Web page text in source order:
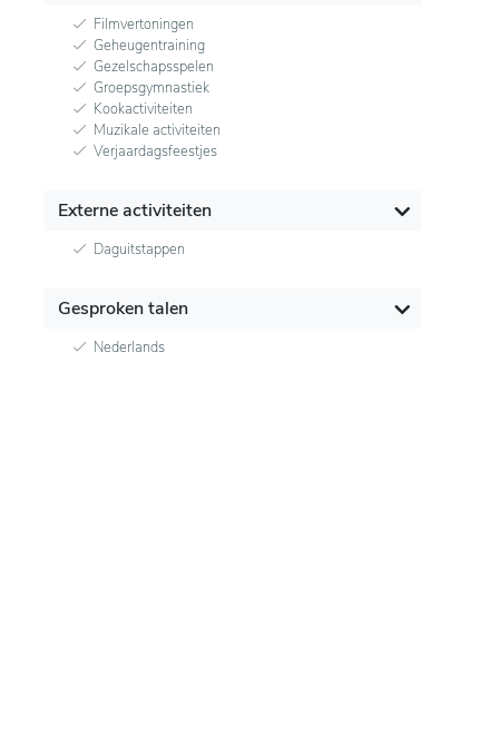
Filmvertoningen
Geheugentraining
Gezelschapsspelen
Groepsgymnastiek
Kookactiviteiten
Muzikale activiteiten
Verjaardagsfeestjes
Externe activiteiten
Daguitstappen
Gesproken talen
Nederlands